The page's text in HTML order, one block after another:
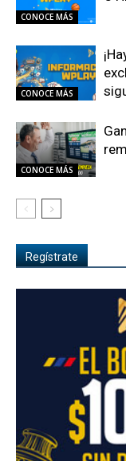
CONOCE MÁS
CONOCE MÁS
CONOCE MÁS
Regístrate